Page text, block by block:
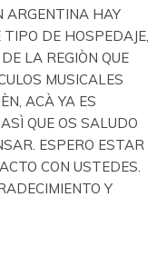
ARGENTINA HAY
DE HOSPEDAJE,
LA REGIÒN QUE
MUSICALES
ACÀ YA ES
QUE OS SALUDO
ESPERO ESTAR
CON USTEDES.
Y